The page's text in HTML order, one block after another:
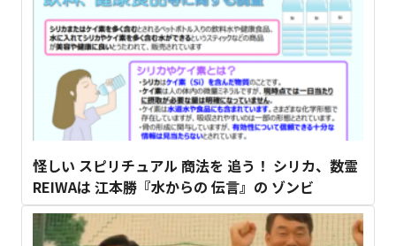
怪しい スピリチュアル 商法を 追う！ シリカ、数霊
REIWAは 江本勝『水からの 伝言』の ゾンビ